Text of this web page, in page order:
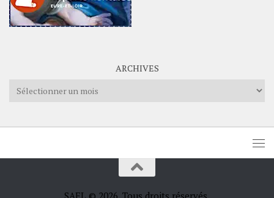
ARCHIVES
Archives
SAEL © 2026. Tous droits réservés.